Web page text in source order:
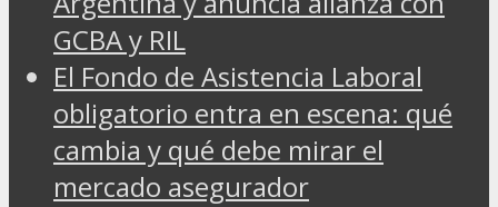
GCBA y RIL
El Fondo de Asistencia Laboral
obligatorio entra en escena: qué
cambia y qué debe mirar el
mercado asegurador